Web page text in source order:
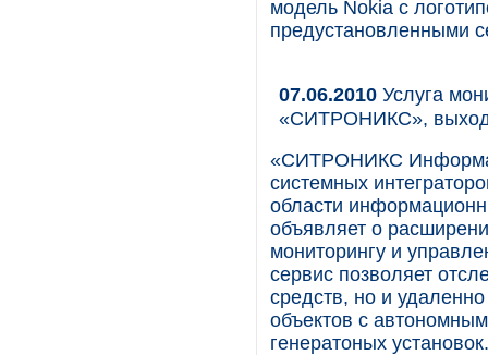
модель Nokia с
предустановленными
07.06.2010 Услуга
«СИТРОНИКС»,
«СИТРОНИКС
системных
области
объявляет о
мониторингу и
сервис позволяет
средств, но и
объектов с
генератоных установок.